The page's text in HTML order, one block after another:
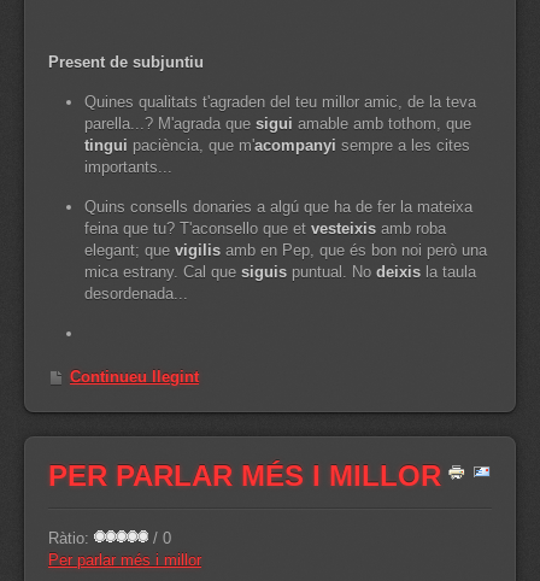
Present de subjuntiu
Quines qualitats t'agraden del teu millor amic, de la teva
parella...? M'agrada que sigui amable amb tothom, que
tingui paciència, que m'acompanyi sempre a les cites
importants...
Quins consells donaries a algú que ha de fer la mateixa
feina que tu? T'aconsello que et vesteixis amb roba
elegant; que vigilis amb en Pep, que és bon noi però una
mica estrany. Cal que siguis puntual. No deixis la taula
desordenada...
Continueu llegint
PER PARLAR MÉS I MILLOR
Ràtio:
/ 0
Per parlar més i millor